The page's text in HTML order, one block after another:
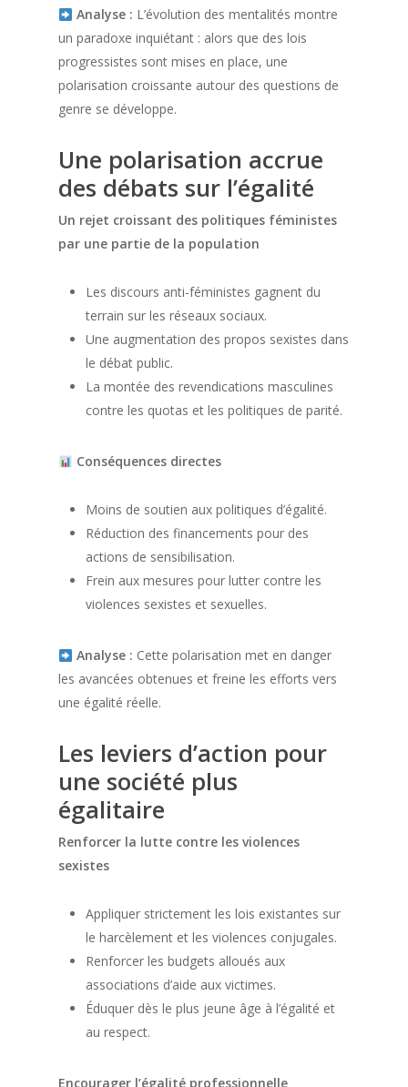
Analyse : L’évolution des mentalités montre
un paradoxe inquiétant : alors que des lois
progressistes sont mises en place, une
polarisation croissante autour des questions de
genre se développe.
Une polarisation accrue
des débats sur l’égalité
Un rejet croissant des politiques féministes
par une partie de la population
Les discours anti-féministes gagnent du
terrain sur les réseaux sociaux.
Une augmentation des propos sexistes dans
le débat public.
La montée des revendications masculines
contre les quotas et les politiques de parité.
Conséquences directes
Moins de soutien aux politiques d’égalité.
Réduction des financements pour des
actions de sensibilisation.
Frein aux mesures pour lutter contre les
violences sexistes et sexuelles.
Analyse : Cette polarisation met en danger
les avancées obtenues et freine les efforts vers
une égalité réelle.
Les leviers d’action pour
une société plus
égalitaire
Renforcer la lutte contre les violences
sexistes
Appliquer strictement les lois existantes sur
le harcèlement et les violences conjugales.
Renforcer les budgets alloués aux
associations d’aide aux victimes.
Éduquer dès le plus jeune âge à l’égalité et
au respect.
Encourager l’égalité professionnelle